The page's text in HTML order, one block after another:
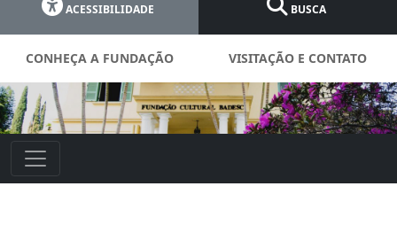
ACESSIBILIDADE BUSCA
CONHEÇA A FUNDAÇÃO VISITAÇÃO E CONTATO